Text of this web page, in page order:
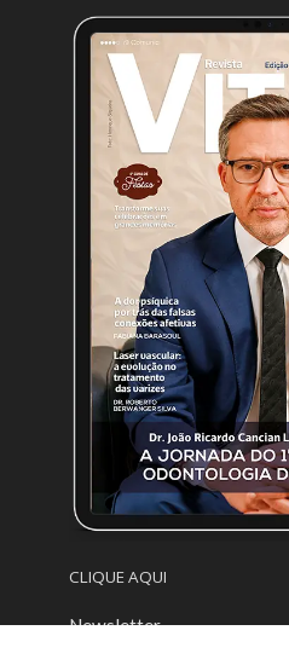
CLIQUE AQUI
Newsletter